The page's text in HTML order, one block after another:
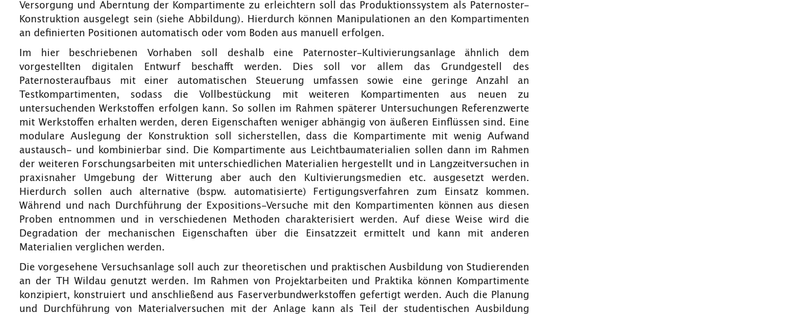
Versorgung und Aberntung der Kompartimente zu erleichtern soll das Produktionssystem als Paternoster-
Konstruktion ausgelegt sein (siehe Abbildung). Hierdurch können Manipulationen an den Kompartimenten
an definierten Positionen automatisch oder vom Boden aus manuell erfolgen.
Im hier beschriebenen Vorhaben soll deshalb eine Paternoster-Kultivierungsanlage ähnlich dem
vorgestellten digitalen Entwurf beschafft werden. Dies soll vor allem das Grundgestell des
Paternosteraufbaus mit einer automatischen Steuerung umfassen sowie eine geringe Anzahl an
Testkompartimenten, sodass die Vollbestückung mit weiteren Kompartimenten aus neuen zu
untersuchenden Werkstoffen erfolgen kann. So sollen im Rahmen späterer Untersuchungen Referenzwerte
mit Werkstoffen erhalten werden, deren Eigenschaften weniger abhängig von äußeren Einflüssen sind. Eine
modulare Auslegung der Konstruktion soll sicherstellen, dass die Kompartimente mit wenig Aufwand
austausch- und kombinierbar sind. Die Kompartimente aus Leichtbaumaterialien sollen dann im Rahmen
der weiteren Forschungsarbeiten mit unterschiedlichen Materialien hergestellt und in Langzeitversuchen in
praxisnaher Umgebung der Witterung aber auch den Kultivierungsmedien etc. ausgesetzt werden.
Hierdurch sollen auch alternative (bspw. automatisierte) Fertigungsverfahren zum Einsatz kommen.
Während und nach Durchführung der Expositions-Versuche mit den Kompartimenten können aus diesen
Proben entnommen und in verschiedenen Methoden charakterisiert werden. Auf diese Weise wird die
Degradation der mechanischen Eigenschaften über die Einsatzzeit ermittelt und kann mit anderen
Materialien verglichen werden.
Die vorgesehene Versuchsanlage soll auch zur theoretischen und praktischen Ausbildung von Studierenden
an der TH Wildau genutzt werden. Im Rahmen von Projektarbeiten und Praktika können Kompartimente
konzipiert, konstruiert und anschließend aus Faserverbundwerkstoffen gefertigt werden. Auch die Planung
und Durchführung von Materialversuchen mit der Anlage kann als Teil der studentischen Ausbildung